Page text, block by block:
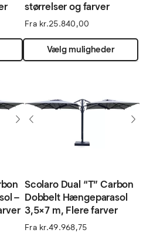
Dette
vare
Mulighederne
kan
størrelser og farver
Fra kr.25.840,00
Vælg muligheder
Dette
vare
–
Scolaro Dual “T” Carbon
Dobbelt Hængeparasol
3,5×7 m, Flere farver
Fra kr.49.968,75